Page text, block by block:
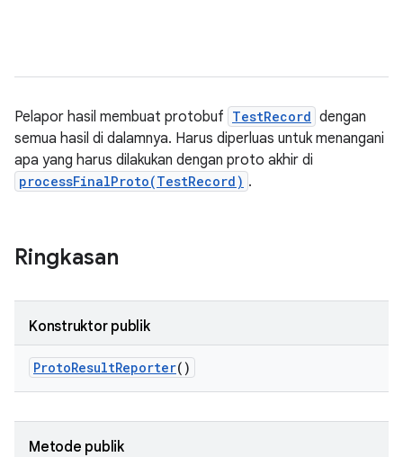
Pelapor hasil membuat protobuf TestRecord dengan
semua hasil di dalamnya. Harus diperluas untuk menangani
apa yang harus dilakukan dengan proto akhir di
processFinalProto(TestRecord) .
Ringkasan
Konstruktor publik
ProtoResultReporter()
Metode publik